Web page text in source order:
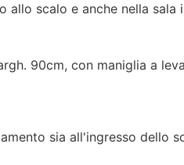
scalo e anche nella sala
90cm, con maniglia a
sia all'ingresso dello